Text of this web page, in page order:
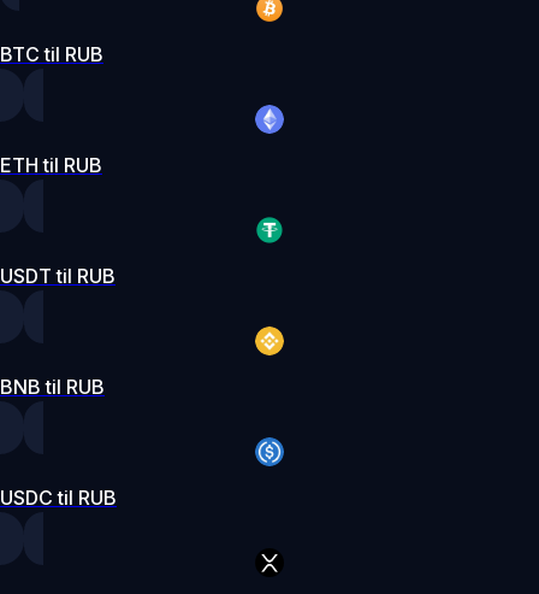
BTC til RUB
ETH til RUB
USDT til RUB
BNB til RUB
USDC til RUB